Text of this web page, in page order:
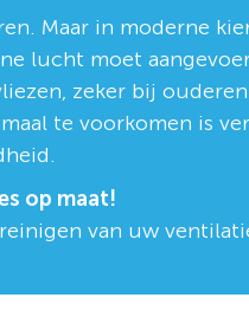
Maar in moderne
lucht moet
zeker bij
te voorkomen is
op maat!
van uw